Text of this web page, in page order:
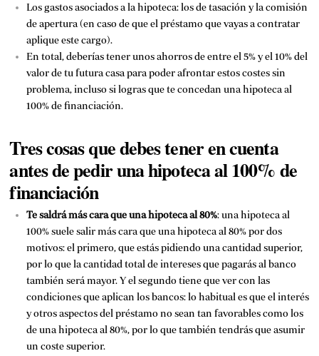
Los gastos asociados a la hipoteca: los de tasación y la comisión
de apertura (en caso de que el préstamo que vayas a contratar
aplique este cargo).
En total, deberías tener unos ahorros de entre el 5% y el 10% del
valor de tu futura casa para poder afrontar estos costes sin
problema, incluso si logras que te concedan una hipoteca al
100% de financiación.
Tres cosas que debes tener en cuenta
antes de pedir una hipoteca al 100% de
financiación
Te saldrá más cara que una hipoteca al 80%: una hipoteca al
100% suele salir más cara que una hipoteca al 80% por dos
motivos: el primero, que estás pidiendo una cantidad superior,
por lo que la cantidad total de intereses que pagarás al banco
también será mayor. Y el segundo tiene que ver con las
condiciones que aplican los bancos: lo habitual es que el interés
y otros aspectos del préstamo no sean tan favorables como los
de una hipoteca al 80%, por lo que también tendrás que asumir
un coste superior.